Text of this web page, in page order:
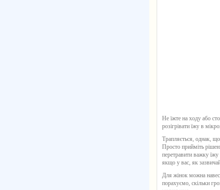
Не їжте на ходу або
розігрівати їжу в
Трапляється, однак,
Просто прийміть
перетравити важку їжу
якщо у вас, як
Для жінок можна
порахуємо, скільки